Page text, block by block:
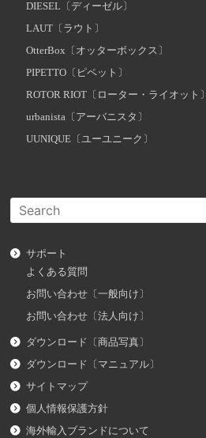
DIESEL〔ディーゼル〕
LAUT〔ラウト〕
OtterBox〔オッターボックス〕
PIPETTO〔ピペット〕
ROTOR RIOT〔ローター・ライオット〕
urbanista〔アーバニスタ〕
UUNIQUE〔ユーユニーク〕
サポート
よくある質問
お問い合わせ〔一般向け〕
お問い合わせ〔法人向け〕
ダウンロード〔商品写真〕
ダウンロード〔マニュアル〕
サイトマップ
個人情報保護方針
海外輸入ブランドについて